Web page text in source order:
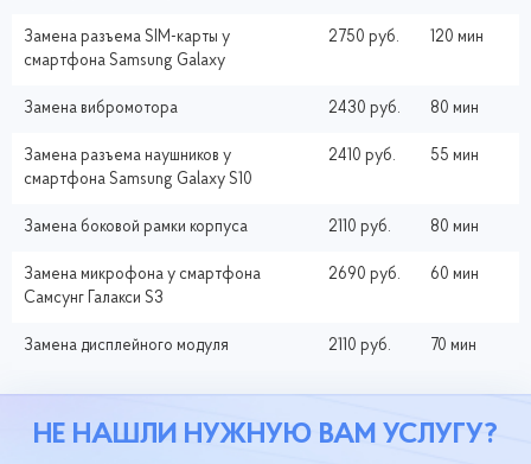
Замена разъема SIM-карты у
смартфона Samsung Galaxy
2750 руб. 120 мин
Замена вибромотора 2430 руб. 80 мин
Замена разъема наушников у
смартфона Samsung Galaxy S10
2410 руб. 55 мин
Замена боковой рамки корпуса 2110 руб. 80 мин
Замена микрофона у смартфона
Самсунг Галакси S3
2690 руб. 60 мин
Замена дисплейного модуля 2110 руб. 70 мин
НЕ НАШЛИ НУЖНУЮ ВАМ УСЛУГУ?